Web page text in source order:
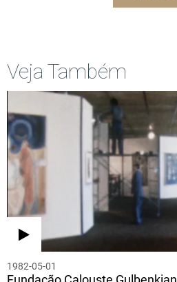
Veja Também
1982-05-01